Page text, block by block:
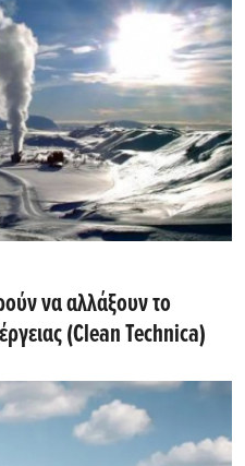
να αλλάξουν το
(Clean Technica)